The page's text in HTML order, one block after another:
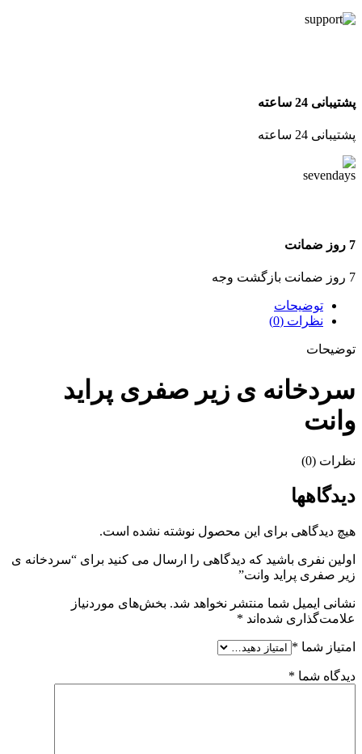
پشتیبانی 24 ساعته
پشتیبانی 24 ساعته
7 روز ضمانت
7 روز ضمانت بازگشت وجه
توضیحات
نظرات (0)
توضیحات
سردخانه ی زیر صفری پراید
وانت
نظرات (0)
دیدگاهها
هیچ دیدگاهی برای این محصول نوشته نشده است.
اولین نفری باشید که دیدگاهی را ارسال می کنید برای “سردخانه ی
زیر صفری پراید وانت”
نشانی ایمیل شما منتشر نخواهد شد. بخش‌های موردنیاز
علامت‌گذاری شده‌اند *
امتیاز شما *
دیدگاه شما *